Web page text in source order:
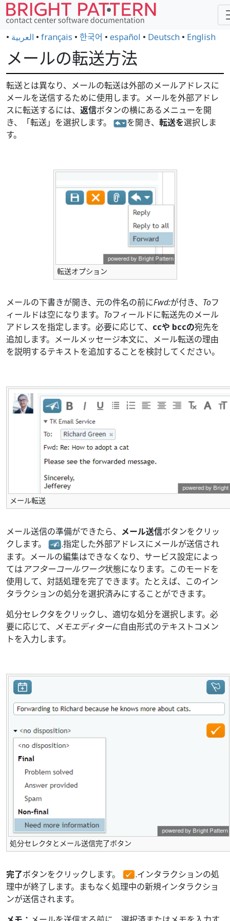
• العربية • français • 한국어 • español • Deutsch • English
メールの転送方法
転送とは異なり、メールの転送は外部のメールアドレスに
メールを送信するために使用します。メールを外部アドレ
スに転送するには、 返信ボタンの横にあるメニューを開
き、「転送」を選択します。
を開き、 転送を選択しま
す。
転送オプション
メールの下書きが開き、元の件名の前にFwd:が付き、 Toフ
ィールドは空になります。 Toフィールドに転送先のメール
アドレスを指定します。必要に応じて、 ccや bccの宛先を
追加します。メールメッセージ本文に、メール転送の理由
を説明するテキストを追加することを検討してください。
メール転送
メール送信の準備ができたら、 メール送信ボタンをクリッ
クします。
.指定した外部アドレスにメールが送信され
ます。メールの編集はできなくなり、サービス設定によっ
てはアフターコールワーク状態になります。このモードを
使用して、対話処理を完了できます。たとえば、このイン
タラクションの処分を選択済みにすることができます。
処分セレクタをクリックし、適切な処分を選択します。必
要に応じて、 メモエディターに自由形式のテキストコメン
トを入力します。
処分セレクタとメール送信完了ボタン
完了ボタンをクリックします。
.インタラクションの処
理中が終了します。まもなく処理中の新規インタラクショ
ンが送信されます。